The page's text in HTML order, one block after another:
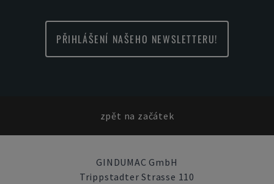
PŘIHLÁŠENÍ NAŠEHO NEWSLETTERU!
zpět na začátek
GINDUMAC GmbH
Trippstadter Strasse 110